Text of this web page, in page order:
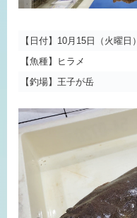
【日付】10月15日（火曜日）
【魚種】ヒラメ
【釣場】王子が岳